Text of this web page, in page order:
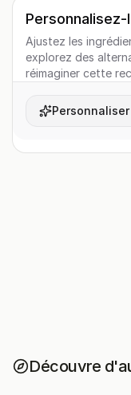
Personnalisez-
Ajustez les
explorez des
réimaginer cette
Découvre